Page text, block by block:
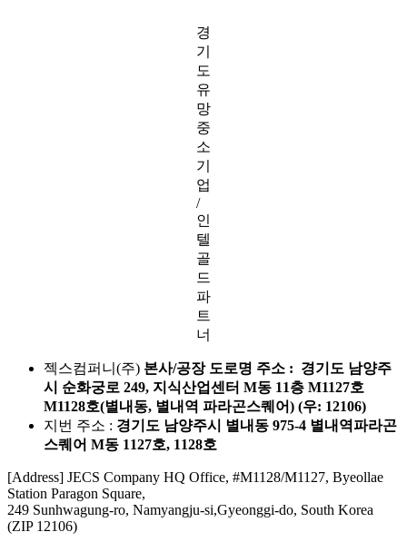
경
기
도
유
망
중
소
기
업
/
인
텔
골
드
파
트
너
젝스컴퍼니(주) 본사/공장 도로명 주소 : 경기도 남양주
시 순화궁로 249, 지식산업센터 M동 11층 M1127호
M1128호(별내동, 별내역 파라곤스퀘어) (우: 12106)
지번 주소 : 경기도 남양주시 별내동 975-4 별내역파라곤
스퀘어 M동 1127호, 1128호
[Address] JECS Company HQ Office, #M1128/M1127, Byeollae
Station Paragon Square,
249 Sunhwagung-ro, Namyangju-si,Gyeonggi-do, South Korea
(ZIP 12106)